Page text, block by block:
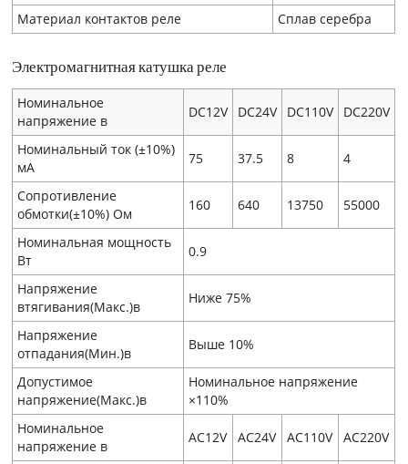
Материал контактов реле
Сплав серебра
Электромагнитная катушка реле
Номинальное
напряжение в
DC12V DC24V DC110V DC220V
Номинальный ток (±10%)
мA
75 37.5 8 4
Сопротивление
обмотки(±10%) Ом
160 640 13750 55000
Номинальная мощность
Вт
0.9
Напряжение
втягивания(Макс.)в
Ниже 75%
Напряжение
отпадания(Мин.)в
Выше 10%
Допустимое
напряжение(Макс.)в
Номинальное напряжение
×110%
Номинальное
напряжение в
AC12V AC24V AC110V AC220V